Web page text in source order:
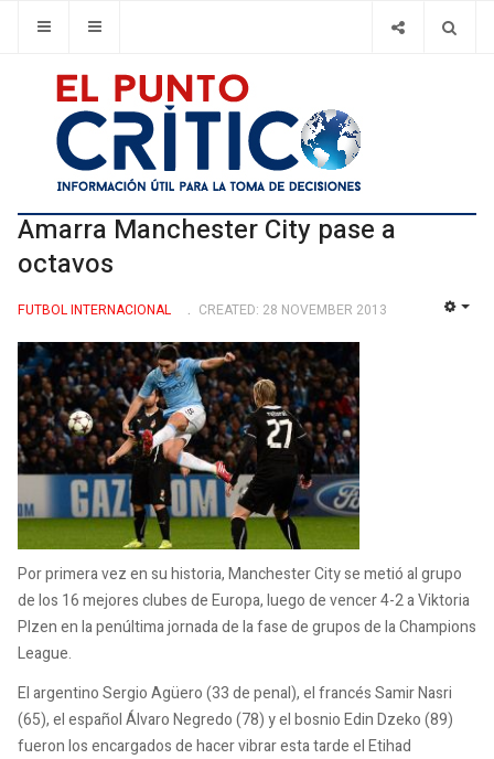
Amarra Manchester City pase a
octavos
FUTBOL INTERNACIONAL CREATED: 28 NOVEMBER 2013
Por primera vez en su historia, Manchester City se metió al grupo
de los 16 mejores clubes de Europa, luego de vencer 4-2 a Viktoria
Plzen en la penúltima jornada de la fase de grupos de la Champions
League.
El argentino Sergio Agüero (33 de penal), el francés Samir Nasri
(65), el español Álvaro Negredo (78) y el bosnio Edin Dzeko (89)
fueron los encargados de hacer vibrar esta tarde el Etihad